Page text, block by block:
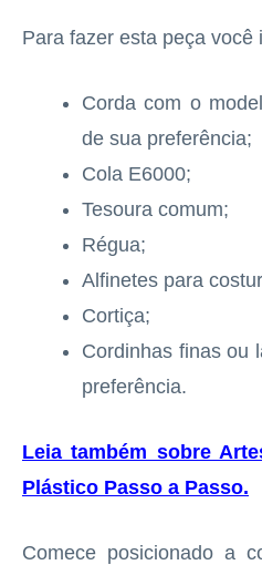
Para fazer esta peça você
Corda com o
de sua preferência;
Cola E6000;
Tesoura comum;
Régua;
Alfinetes para
Cortiça;
Cordinhas finas ou
preferência.
Leia também sobre
Plástico Passo a Passo.
Comece posicionado a